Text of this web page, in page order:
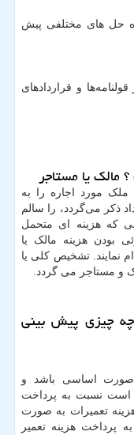
حل های مختلفی پیش
و قراردادهای
مالک یا مستاجر
مورد اجاره را به
ذکر می‌گردد، را سالم
که هزینه ای متحمل
بودن هزینه مالک یا
نمایند. تشخیص کلی یا
و مستاجر می گردد.
چه چیزی پیش بینی
صورت اساسی باشد و
نسبت به پرداخت
تعمیرات به صورت
هزینه تعمیر